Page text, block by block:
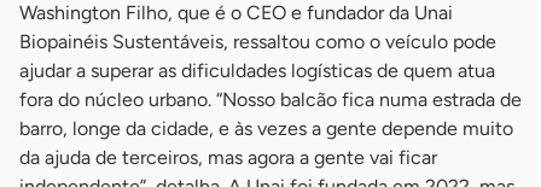
Washington Filho, que é o CEO e fundador da Unai
Biopainéis Sustentáveis, ressaltou como o veículo pode
ajudar a superar as dificuldades logísticas de quem atua
fora do núcleo urbano. “Nosso balcão fica numa estrada de
barro, longe da cidade, e às vezes a gente depende muito
da ajuda de terceiros, mas agora a gente vai ficar